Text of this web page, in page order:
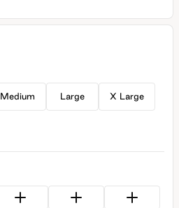
Medium Large X Large